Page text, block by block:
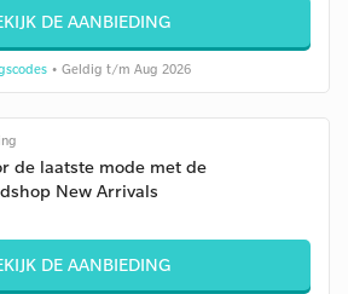
DE AANBIEDING
• Geldig t/m Aug 2026
de laatste mode met de
New Arrivals
DE AANBIEDING